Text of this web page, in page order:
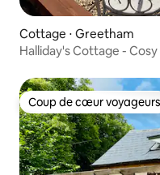
Cottage ⋅ Greetham
Halliday's Cottage -
Coup de cœur voyageurs
Coup de cœur voyageurs